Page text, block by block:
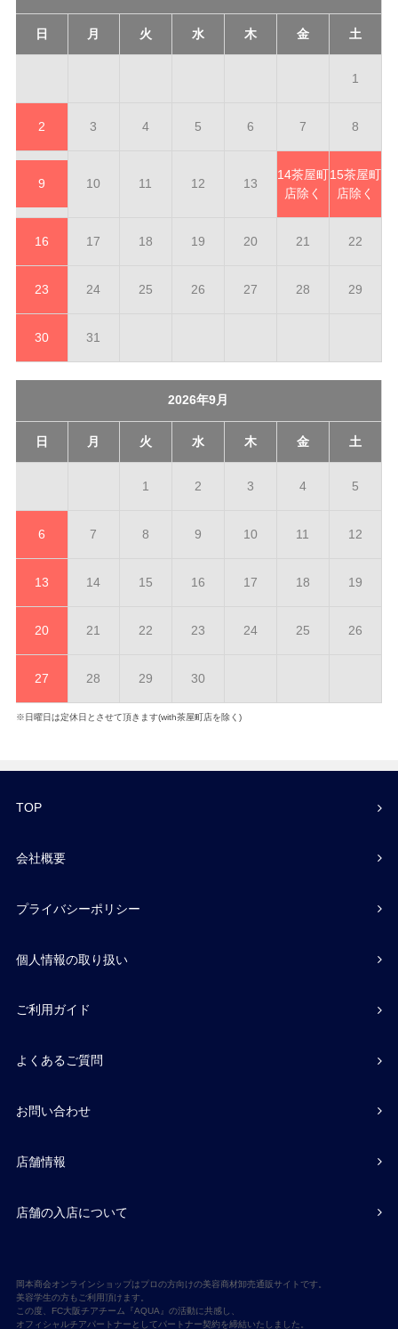
日 月 火 水 木 金 土
1
2 3 4 5 6 7 8
9 10 11 12 13
14茶屋町
店除く
15茶屋町
店除く
16 17 18 19 20 21 22
23 24 25 26 27 28 29
30 31
2026年9月
日 月 火 水 木 金 土
1 2 3 4 5
6 7 8 9 10 11 12
13 14 15 16 17 18 19
20 21 22 23 24 25 26
27 28 29 30
※日曜日は定休日とさせて頂きます(with茶屋町店を除く)
TOP
会社概要
プライバシーポリシー
個人情報の取り扱い
ご利用ガイド
よくあるご質問
お問い合わせ
店舗情報
店舗の入店について
岡本商会オンラインショップはプロの方向けの美容商材卸売通販サイトです。
美容学生の方もご利用頂けます。
この度、FC大阪チアチーム『AQUA』の活動に共感し、
オフィシャルチアパートナーとしてパートナー契約を締結いたしました。